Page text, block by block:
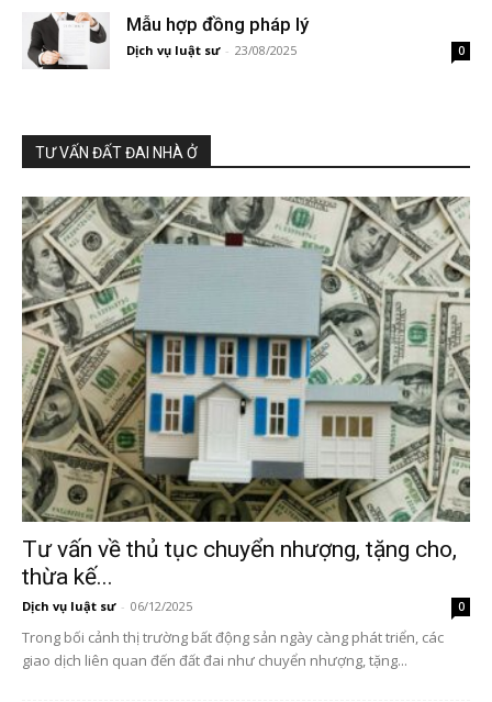
Mẫu hợp đồng pháp lý
Dịch vụ luật sư - 23/08/2025 0
TƯ VẤN ĐẤT ĐAI NHÀ Ở
Tư vấn về thủ tục chuyển nhượng, tặng cho,
thừa kế...
Dịch vụ luật sư - 06/12/2025 0
Trong bối cảnh thị trường bất động sản ngày càng phát triển, các
giao dịch liên quan đến đất đai như chuyển nhượng, tặng...